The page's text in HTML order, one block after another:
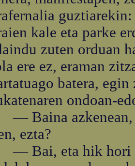
kale eta parke
zuten orduan
ere ez, eraman
batera,
ondoan-
azkenean,
ezta?
eta hik hori